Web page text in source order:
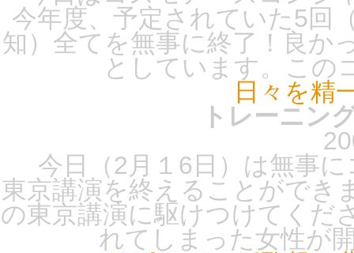
今年度、予定されていた5回
知）全てを無事に終了！良
としています。この
日々を精
トレーニン
今日（2月１6日）は無事
東京講演を終えることができ
の東京講演に駆けつけてくだ
れてしまった女性が